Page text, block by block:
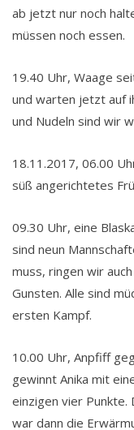
ab jetzt nur noch
müssen noch essen.
19.40 Uhr, Waage
und warten jetzt auf
und Nudeln sind wir
18.11.2017, 06.00
süß angerichtetes
09.30 Uhr, eine
sind neun
muss, ringen wir
Gunsten. Alle sind
ersten Kampf.
10.00 Uhr, Anpfiff
gewinnt Anika mit
einzigen vier Punkte.
war dann die